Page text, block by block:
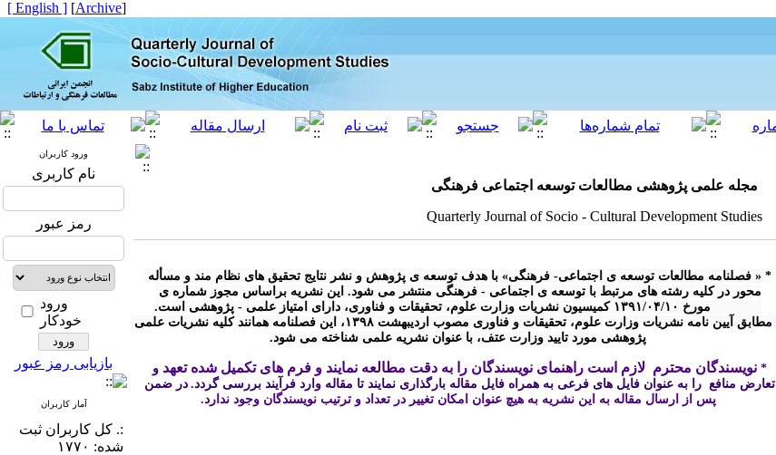
[
Archive
]
[ English ]
مجله علمی پژوهشی مطالعات توسعه اجتماعی فرهنگی
Quarterly Journal of Socio - Cultural Development Studies
پژوهشی مورد تایید وزارت عتف، با عنوان نشریه علمی شناخته می شود.
* نویسندگان محترم  لازم است راهنمای نویسندگان را به دقت مطالعه نمایند و فرم های تکمیل شده تعهد
تعارض منافع  را به عنوان فایل های فرعی به همراه فایل مقاله بارگذاری نمایند تا مقاله وارد فرآیند بررسی گردد. در ضمن
پس از ارسال مقاله به این نشریه به هیچ عنوان امکان تغییر در تعداد و ترتیب نویسندگان وجود ندارد.
ورود کاربران
نام کاربری
رمز عبور
ورود
خودکار
بازیابی رمز عبور
آمار کاربران
:. کل کاربران ثبت
شده: ۱۷۷۰